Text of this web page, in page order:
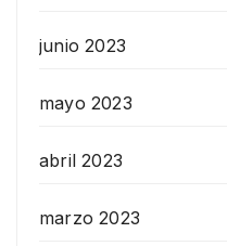
junio 2023
mayo 2023
abril 2023
marzo 2023